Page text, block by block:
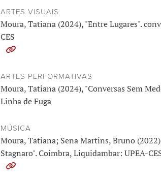
ARTES VISUAIS
Moura, Tatiana (2024), "Entre Lugares".
CES
ARTES PERFORMATIVAS
Moura, Tatiana (2024), "Conversas Sem
Linha de Fuga
MÚSICA
Moura, Tatiana; Sena Martins, Bruno
Stagnaro". Coimbra, Liquidambar: UPEA-